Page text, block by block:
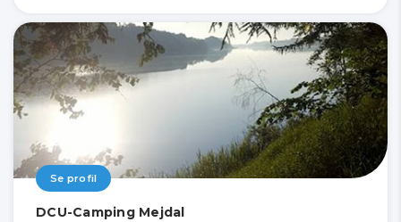
Se profil
DCU-Camping Mejdal